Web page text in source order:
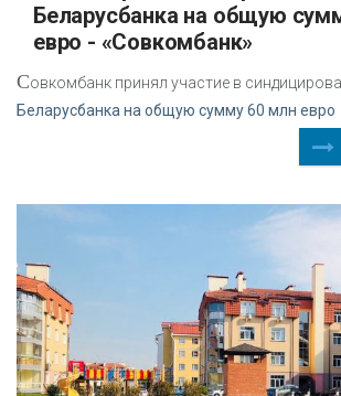
Беларусбанка на общую
евро - «Совкомбанк»
Совкомбанк принял участие в
Беларусбанка на общую сумму 60 млн евро